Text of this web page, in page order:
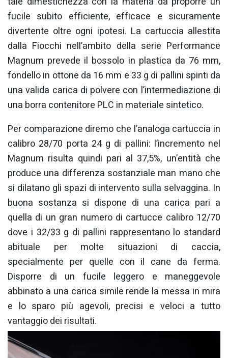
fucile subito efficiente, efficace e sicuramente
divertente oltre ogni ipotesi. La cartuccia allestita
dalla Fiocchi nell’ambito della serie Performance
Magnum prevede il bossolo in plastica da 76 mm,
fondello in ottone da 16 mm e 33 g di pallini spinti da
una valida carica di polvere con l’intermediazione di
una borra contenitore PLC in materiale sintetico.
Per comparazione diremo che l’analoga cartuccia in
calibro 28/70 porta 24 g di pallini: l’incremento nel
Magnum risulta quindi pari al 37,5%, un’entità che
produce una differenza sostanziale man mano che
si dilatano gli spazi di intervento sulla selvaggina. In
buona sostanza si dispone di una carica pari a
quella di un gran numero di cartucce calibro 12/70
dove i 32/33 g di pallini rappresentano lo standard
abituale per molte situazioni di caccia,
specialmente per quelle con il cane da ferma.
Disporre di un fucile leggero e maneggevole
abbinato a una carica simile rende la messa in mira
e lo sparo più agevoli, precisi e veloci a tutto
vantaggio dei risultati.